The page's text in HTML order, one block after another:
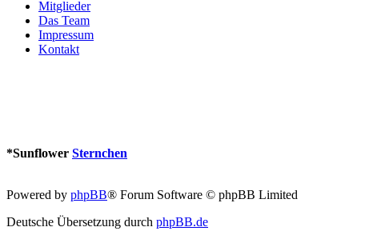
Mitglieder
Das Team
Impressum
Kontakt
*Sunflower Sternchen
Powered by phpBB® Forum Software © phpBB Limited
Deutsche Übersetzung durch phpBB.de